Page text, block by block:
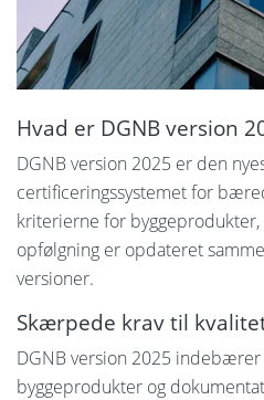
Hvad er DGNB version
DGNB version 2025 er den
certificeringssystemet for
kriterierne for
opfølgning er opdateret
versioner.
Skærpede krav til
DGNB version 2025
byggeprodukter og